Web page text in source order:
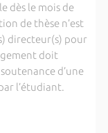
dès le mois de
de thèse n’est
directeur(s) pour
doit
d’une
l’étudiant.